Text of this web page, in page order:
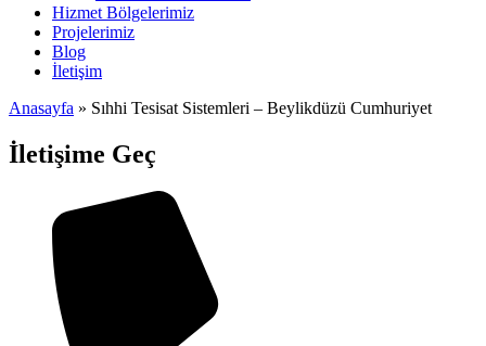
Hizmet Bölgelerimiz
Projelerimiz
Blog
İletişim
Anasayfa » Sıhhi Tesisat Sistemleri – Beylikdüzü Cumhuriyet
İletişime Geç